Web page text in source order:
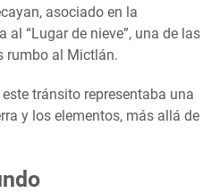
asociado en la
“Lugar de nieve”, una de las
rumbo al Mictlán.
tránsito representaba una
y los elementos, más allá de